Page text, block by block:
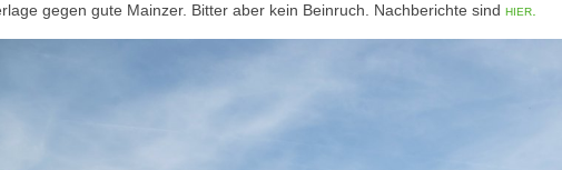
gegen gute Mainzer. Bitter aber kein Beinruch. Nachberichte sind hier.